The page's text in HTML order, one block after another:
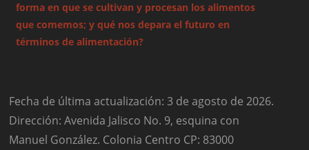
forma en que se cultivan y procesan los alimentos
que comemos; y qué nos depara el futuro en
términos de alimentación?
Fecha de última actualización: 3 de agosto de 2026.
Dirección: Avenida Jalisco No. 9, esquina con
Manuel González. Colonia Centro CP: 83000